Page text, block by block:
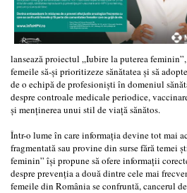
lansează proiectul „Iubire la puterea
femeile să-și prioritizeze sănătatea și să
de o echipă de profesioniști în domeniul
despre controale medicale periodice,
și menținerea unui stil de viață sănătos.
Într-o lume în care informația devine tot mai
fragmentată sau provine din surse fără temei
feminin” își propune să ofere informații
despre prevenția a două dintre cele mai
femeile din România se confruntă, cancerul